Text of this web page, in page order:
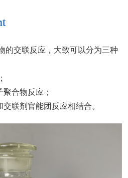
的交联反应，大致可以分为三种
合物反应；
联剂官能团反应相结合。